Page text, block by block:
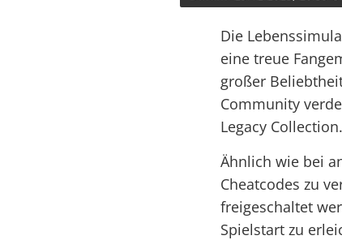
Die
eine treue
großer
Community
Legacy Collection.
Ähnlich wie bei
Cheatcodes zu
freigeschaltet
Spielstart zu